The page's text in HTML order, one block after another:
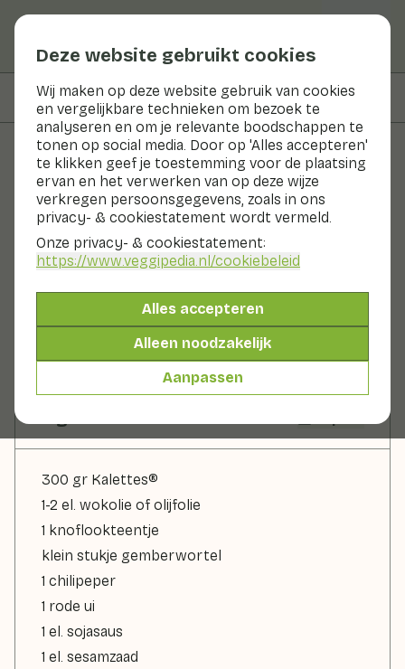
Deze website gebruikt cookies
Wij maken op deze website gebruik van cookies
en vergelijkbare technieken om bezoek te
analyseren en om je relevante boodschappen te
tonen op social media. Door op 'Alles accepteren'
te klikken geef je toestemming voor de plaatsing
ervan en het verwerken van op deze wijze
verkregen persoonsgegevens, zoals in ons
privacy- & cookiestatement wordt vermeld.
Onze privacy- & cookiestatement:
https://www.veggipedia.nl/cookiebeleid
Alles accepteren
Alleen noodzakelijk
Aanpassen
Op deze pagina Bereidingswijze
Recepten
Wokgerecht met kalettes
sojasaus en sesamzaad
200gr groenten p.p.
300 gr Kalettes®
1-2 el. wokolie of olijfolie
1 knoflookteentje
klein stukje gemberwortel
1 chilipeper
1 rode ui
1 el. sojasaus
1 el. sesamzaad